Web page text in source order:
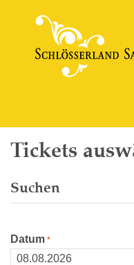
Tickets
Suchen
Datum